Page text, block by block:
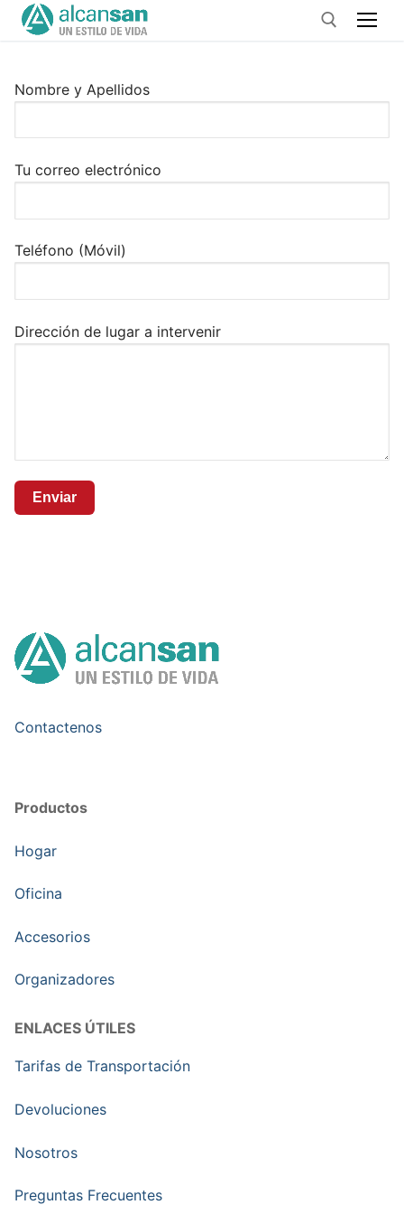
Nombre y Apellidos
Tu correo electrónico
Teléfono (Móvil)
Dirección de lugar a intervenir
Contactenos
Productos
Hogar
Oficina
Accesorios
Organizadores
ENLACES ÚTILES
Tarifas de Transportación
Devoluciones
Nosotros
Preguntas Frecuentes